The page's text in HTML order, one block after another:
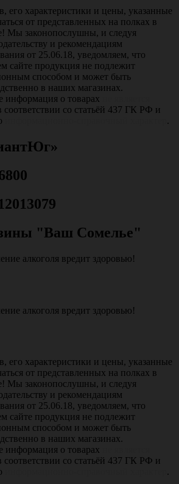
его характеристики и цены, указанные
от представленных на полках в
Мы законопослушны, и следуя
и рекомендациям
от 25.06.18, уведомляем, что
сайте продукция не подлежит
способом и может быть
в наших магазинах.
информация о товарах
соответствии со статьёй 437 ГК РФ и
.
"Ваш Сомелье"
алкоголя вредит здоровью!
алкоголя вредит здоровью!
его характеристики и цены, указанные
от представленных на полках в
Мы законопослушны, и следуя
и рекомендациям
от 25.06.18, уведомляем, что
сайте продукция не подлежит
способом и может быть
в наших магазинах.
информация о товарах
соответствии со статьёй 437 ГК РФ и
.